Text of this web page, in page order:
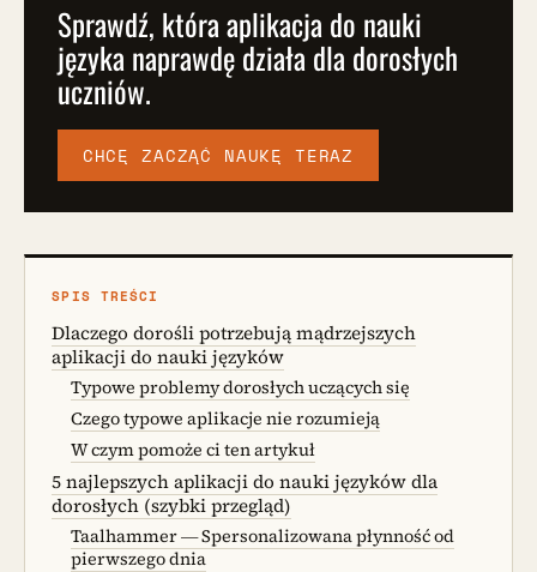
Sprawdź, która aplikacja do nauki
języka naprawdę działa dla dorosłych
uczniów.
CHCĘ ZACZĄĆ NAUKĘ TERAZ
SPIS TREŚCI
Dlaczego dorośli potrzebują mądrzejszych
aplikacji do nauki języków
Typowe problemy dorosłych uczących się
Czego typowe aplikacje nie rozumieją
W czym pomoże ci ten artykuł
5 najlepszych aplikacji do nauki języków dla
dorosłych (szybki przegląd)
Taalhammer — Spersonalizowana płynność od
pierwszego dnia